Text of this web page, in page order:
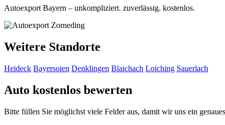
Autoexport Bayern – unkompliziert. zuverlässig. kostenlos.
Weitere Standorte
Heideck Bayersoien Denklingen Blaichach Loiching Sauerlach
Auto kostenlos bewerten
Bitte füllen Sie möglichst viele Felder aus, damit wir uns ein